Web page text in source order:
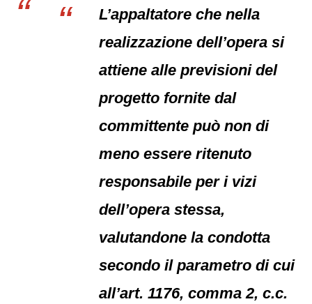
L’appaltatore che nella
realizzazione dell’opera si
attiene alle previsioni del
progetto fornite dal
committente può non di
meno essere ritenuto
responsabile per i vizi
dell’opera stessa,
valutandone la condotta
secondo il parametro di cui
all’art. 1176, comma 2, c.c.